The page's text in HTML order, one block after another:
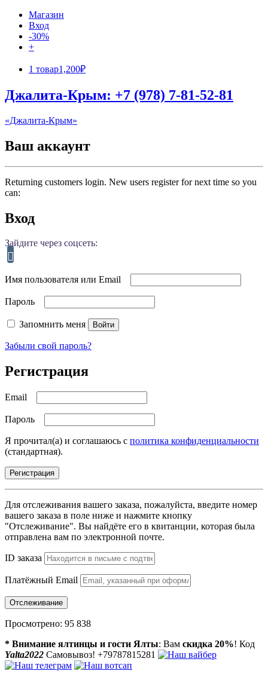
Магазин
Вход
-30%
+
1 товар1,200₽
Джалита-Крым: +7 (978) 7-81-52-81
«Джалита-Крым»
Ваш аккаунт
Returning customers login. New users register for next time so you
can:
Вход
Зайдите через соцсеть:
Имя пользователя или Email
Пароль
Запомнить меня Войти
Забыли свой пароль?
Регистрация
Email
Пароль
Я прочитал(а) и соглашаюсь с политика конфиденциальности
(стандартная).
Регистрация
Для отслеживания вашего заказа, пожалуйста, введите номер
вашего заказа в поле ниже и нажмите кнопку
"Отслеживание". Вы найдёте его в квитанции, которая была
отправлена вам по электронной почте.
ID заказа
Платёжный Email
Отслеживание
Просмотрено: 95 838
* Внимание ялтинцы и гости Ялты: Вам скидка 20%! Код
Yalta2022 Самовывоз! +79787815281